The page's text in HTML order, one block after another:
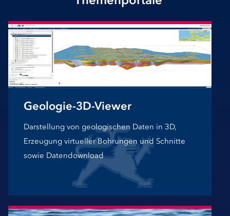
Geologie-3D-Viewer
Darstellung von geologischen Daten in 3D,
Erzeugung virtueller Bohrungen und Schnitte
sowie Datendownload